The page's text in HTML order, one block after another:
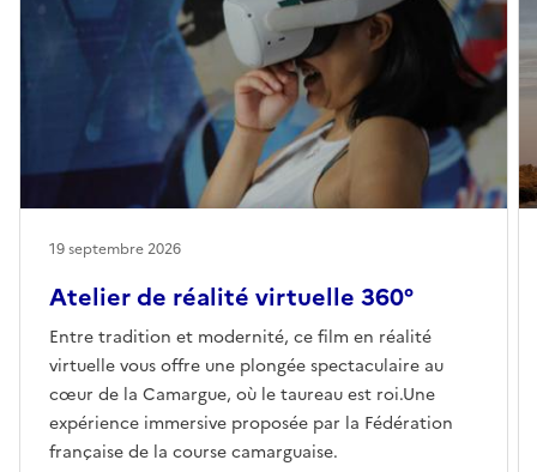
Atelier de réalité virtuelle 360°
Entre tradition et modernité, ce film en réalité
virtuelle vous offre une plongée spectaculaire au
cœur de la Camargue, où le taureau est roi.Une
expérience immersive proposée par la Fédération
française de la course camarguaise.
19 septembre 2026